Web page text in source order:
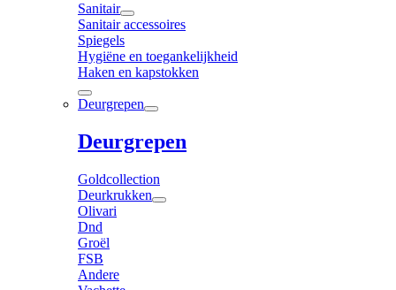
Sanitair
Sanitair accessoires
Spiegels
Hygiëne en toegankelijkheid
Haken en kapstokken
Deurgrepen
Deurgrepen
Goldcollection
Deurkrukken
Olivari
Dnd
Groël
FSB
Andere